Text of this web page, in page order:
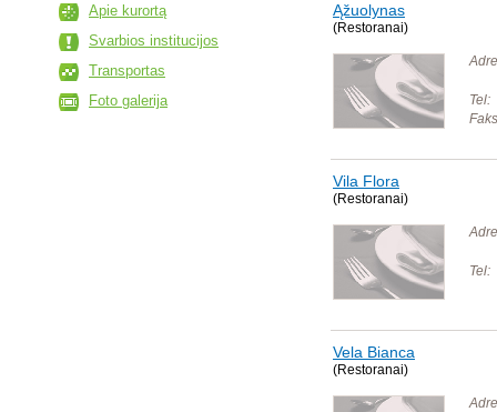
Apie kurortą
Svarbios institucijos
Transportas
Foto galerija
Ąžuolynas
(Restoranai)
Tel:
Vila Flora
(Restoranai)
Tel:
Vela Bianca
(Restoranai)